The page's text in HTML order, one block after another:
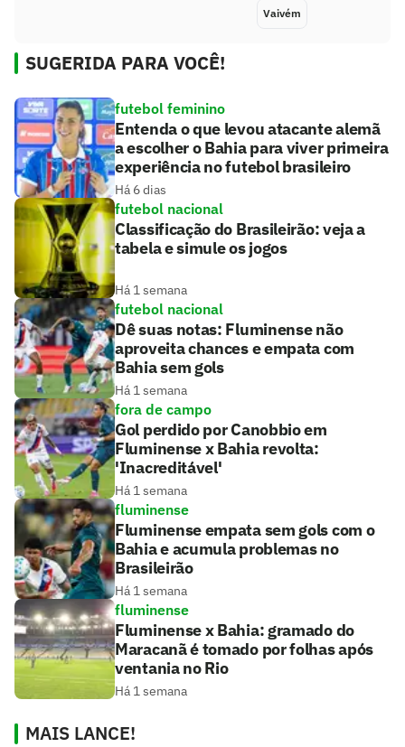
Vaivém
SUGERIDA PARA VOCÊ!
futebol feminino
Entenda o que levou atacante alemã
a escolher o Bahia para viver primeira
experiência no futebol brasileiro
Há 6 dias
futebol nacional
Classificação do Brasileirão: veja a
tabela e simule os jogos
Há 1 semana
futebol nacional
Dê suas notas: Fluminense não
aproveita chances e empata com
Bahia sem gols
Há 1 semana
fora de campo
Gol perdido por Canobbio em
Fluminense x Bahia revolta:
'Inacreditável'
Há 1 semana
fluminense
Fluminense empata sem gols com o
Bahia e acumula problemas no
Brasileirão
Há 1 semana
fluminense
Fluminense x Bahia: gramado do
Maracanã é tomado por folhas após
ventania no Rio
Há 1 semana
MAIS LANCE!